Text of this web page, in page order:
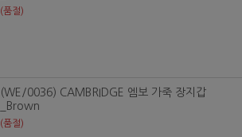
(품절)
(WE/0036) CAMBRIDGE 엠보 가죽 장지갑
_Brown
(품절)